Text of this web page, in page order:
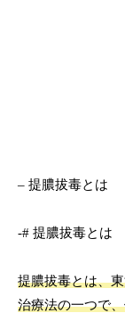
– 提膿拔毒とは
-# 提膿拔毒とは
提膿拔毒とは、
治療法の一つで